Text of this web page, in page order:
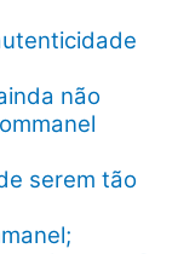
não
serem tão